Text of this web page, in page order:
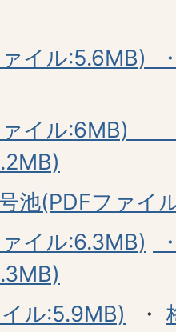
イル:5.6MB)
ファイル
池(PDFファイ
イル:6.3MB)
ル:5.9MB) ・